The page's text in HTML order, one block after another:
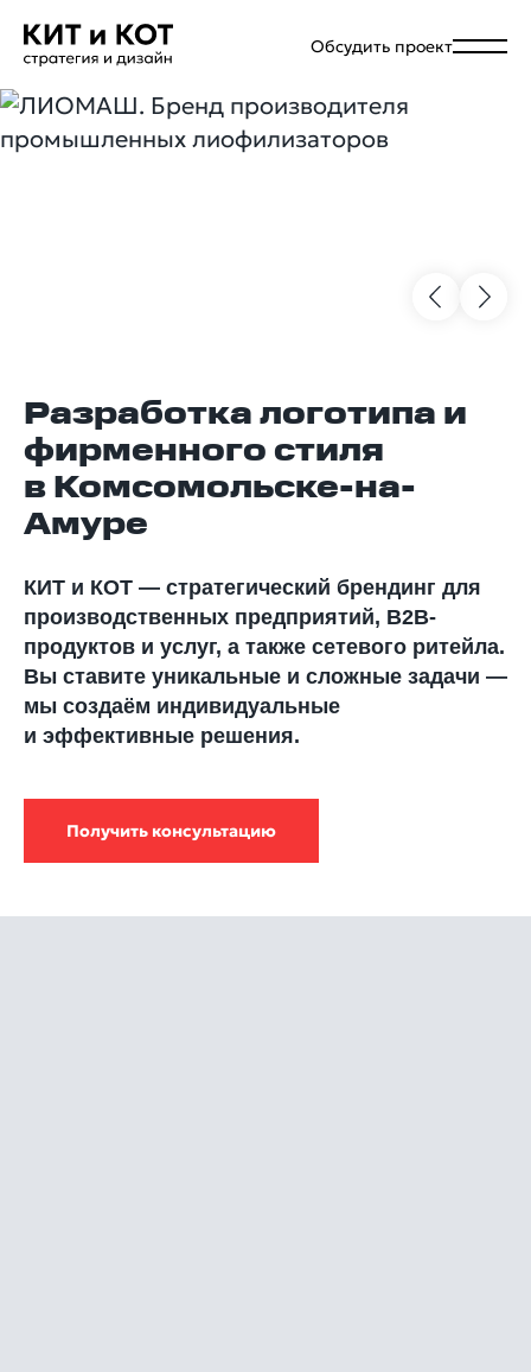
Обсудить проект
Разработка логотипа и
фирменного стиля
в Комсомольске-на-
Амуре
КИТ и КОТ — стратегический брендинг для
производственных предприятий, В2В-
продуктов и услуг, а также сетевого ритейла.
Вы ставите уникальные и сложные задачи —
мы создаём индивидуальные
и эффективные решения.
Получить консультацию